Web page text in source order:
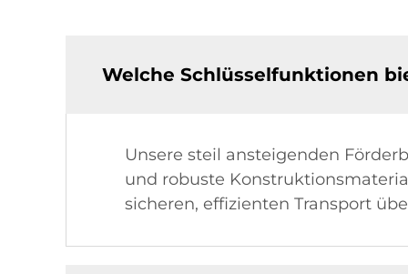
Welche Schlüsselfunktionen
Unsere steil ansteigenden
und robuste
sicheren, effizienten Transport